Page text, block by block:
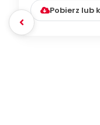
Pobierz lub